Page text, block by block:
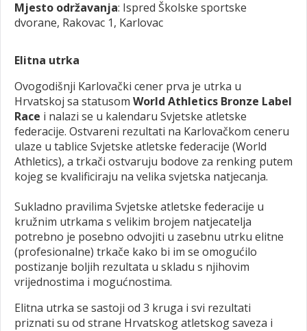
Mjesto održavanja: Ispred Školske sportske
dvorane, Rakovac 1, Karlovac
Elitna utrka
Ovogodišnji Karlovački cener prva je utrka u
Hrvatskoj sa statusom World Athletics Bronze Label
Race i nalazi se u kalendaru Svjetske atletske
federacije. Ostvareni rezultati na Karlovačkom ceneru
ulaze u tablice Svjetske atletske federacije (World
Athletics), a trkači ostvaruju bodove za renking putem
kojeg se kvalificiraju na velika svjetska natjecanja.
Sukladno pravilima Svjetske atletske federacije u
kružnim utrkama s velikim brojem natjecatelja
potrebno je posebno odvojiti u zasebnu utrku elitne
(profesionalne) trkače kako bi im se omogućilo
postizanje boljih rezultata u skladu s njihovim
vrijednostima i mogućnostima.
Elitna utrka se sastoji od 3 kruga i svi rezultati
priznati su od strane Hrvatskog atletskog saveza i